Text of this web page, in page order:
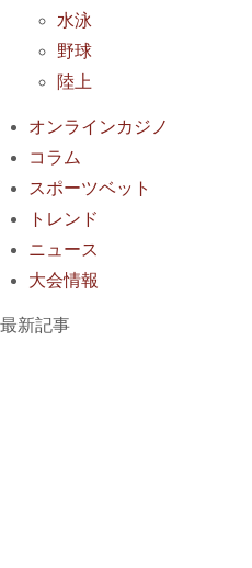
水泳
野球
陸上
オンラインカジノ
コラム
スポーツベット
トレンド
ニュース
大会情報
最新記事